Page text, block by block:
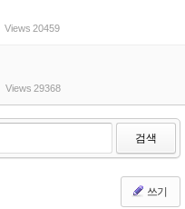
Views 20459
Views 29368
검색
쓰기